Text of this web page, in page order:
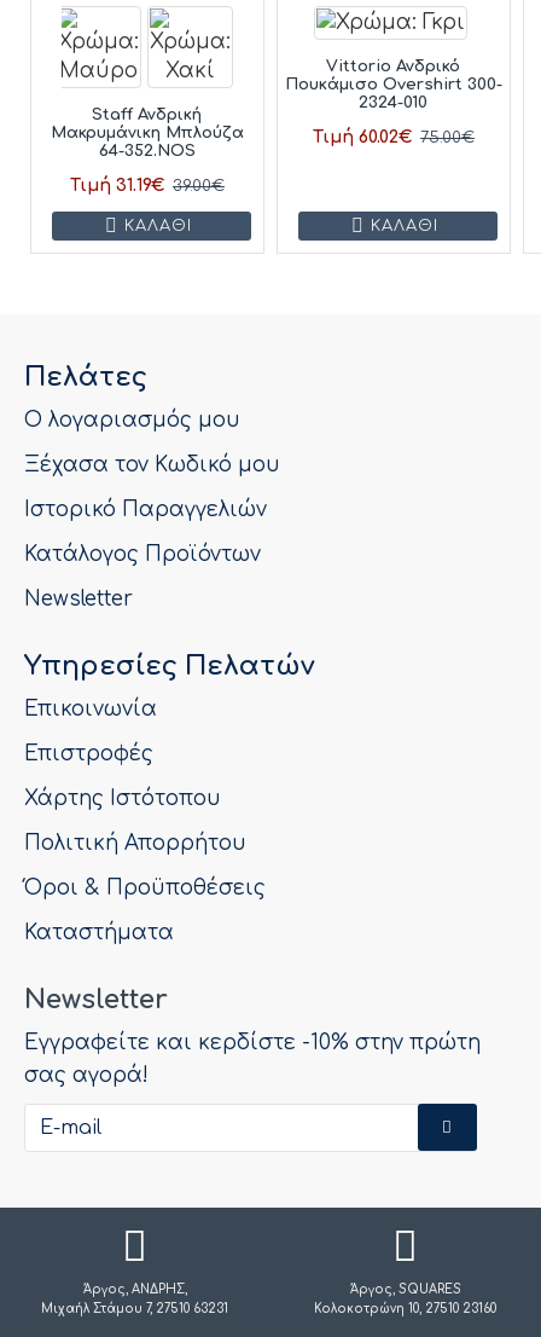
Staff Ανδρική
Μακρυμάνικη Μπλούζα
64-352.NOS
Τιμή 31.19€ 39.00€
ΚΑΛΆΘΙ
Vittorio Ανδρικό
Πουκάμισο Overshirt 300-
2324-010
Τιμή 60.02€ 75.00€
ΚΑΛΆΘΙ
Πελάτες
Ο λογαριασμός μου
Ξέχασα τον Κωδικό μου
Ιστορικό Παραγγελιών
Κατάλογος Προϊόντων
Newsletter
Υπηρεσίες Πελατών
Επικοινωνία
Επιστροφές
Χάρτης Ιστότοπου
Πολιτική Απορρήτου
Όροι & Προϋποθέσεις
Καταστήματα
Newsletter
Εγγραφείτε και κερδίστε -10% στην πρώτη
σας αγορά!
Άργος, ΑΝΔΡΗΣ,
Μιχαήλ Στάμου 7, 27510 63231
Άργος, SQUARES
Κολοκοτρώνη 10, 27510 23160